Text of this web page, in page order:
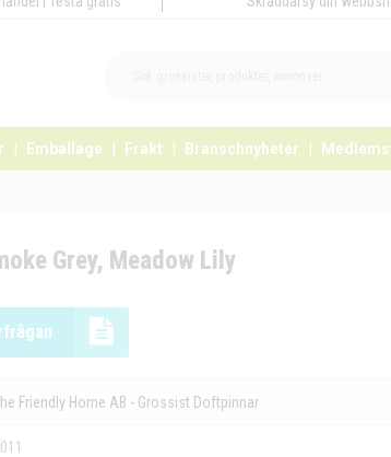
Emballage Frakt Branschnyheter
Grey, Meadow Lily
Friendly Home AB - Grossist Doftpinnar